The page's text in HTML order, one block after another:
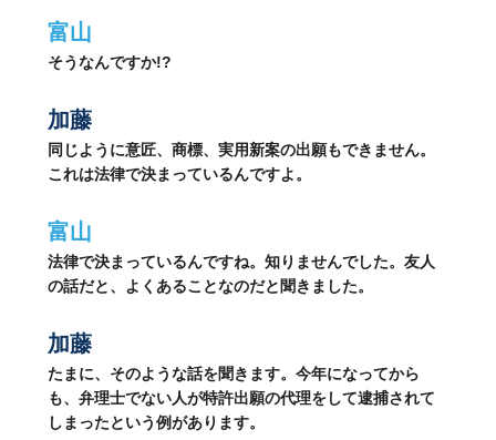
富山
そうなんですか!?
加藤
同じように意匠、商標、実用新案の出願もできません。
これは法律で決まっているんですよ。
富山
法律で決まっているんですね。知りませんでした。友人
の話だと、よくあることなのだと聞きました。
加藤
たまに、そのような話を聞きます。今年になってから
も、弁理士でない人が特許出願の代理をして逮捕されて
しまったという例があります。